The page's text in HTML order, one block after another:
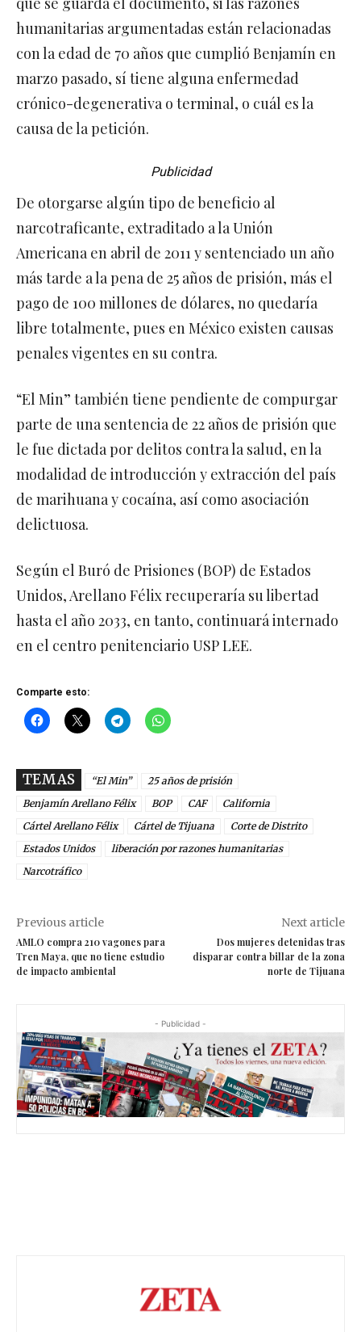
humanitarias argumentadas están relacionadas
con la edad de 70 años que cumplió Benjamín en
marzo pasado, sí tiene alguna enfermedad
crónico-degenerativa o terminal, o cuál es la
causa de la petición.
Publicidad
De otorgarse algún tipo de beneficio al
narcotraficante, extraditado a la Unión
Americana en abril de 2011 y sentenciado un año
más tarde a la pena de 25 años de prisión, más el
pago de 100 millones de dólares, no quedaría
libre totalmente, pues en México existen causas
penales vigentes en su contra.
“El Min” también tiene pendiente de compurgar
parte de una sentencia de 22 años de prisión que
le fue dictada por delitos contra la salud, en la
modalidad de introducción y extracción del país
de marihuana y cocaína, así como asociación
delictuosa.
Según el Buró de Prisiones (BOP) de Estados
Unidos, Arellano Félix recuperaría su libertad
hasta el año 2033, en tanto, continuará internado
en el centro penitenciario USP LEE.
Comparte esto:
TEMAS “El Min”
25 años de prisión
Benjamín Arellano Félix
BOP CAF
California
Cártel Arellano Félix
Cártel de Tijuana
Corte de Distrito
Estados Unidos
liberación por razones humanitarias
Narcotráfico
Previous article
AMLO compra 210 vagones para
Tren Maya, que no tiene estudio
de impacto ambiental
Next article
Dos mujeres detenidas tras
disparar contra billar de la zona
norte de Tijuana
- Publicidad -